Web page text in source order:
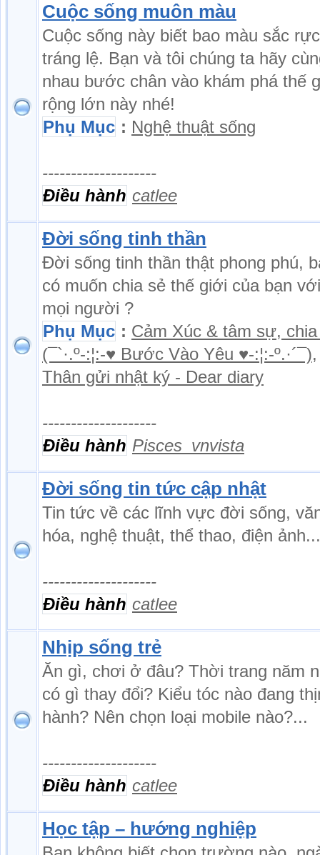
Cuộc sống muôn màu
Cuộc sống này biết bao màu sắc
tráng lệ. Bạn và tôi chúng ta hãy
nhau bước chân vào khám phá thế
rộng lớn này nhé!
Phụ Mục : Nghệ thuật sống
--------------------
Điều hành catlee
Đời sống tinh thần
Đời sống tinh thần thật phong phú,
có muốn chia sẻ thế giới của bạn với
mọi người ?
Phụ Mục : Cảm Xúc & tâm sự,
(¯`·.º-:¦:-♥ Bước Vào Yêu ♥-:¦:-º.·´¯),
Thân gửi nhật ký - Dear diary
--------------------
Điều hành Pisces_vnvista
Đời sống tin tức cập nhật
Tin tức về các lĩnh vực đời sống,
hóa, nghệ thuật, thể thao, điện ảnh...
--------------------
Điều hành catlee
Nhịp sống trẻ
Ăn gì, chơi ở đâu? Thời trang năm
có gì thay đổi? Kiểu tóc nào đang
hành? Nên chọn loại mobile nào?...
--------------------
Điều hành catlee
Học tập – hướng nghiệp